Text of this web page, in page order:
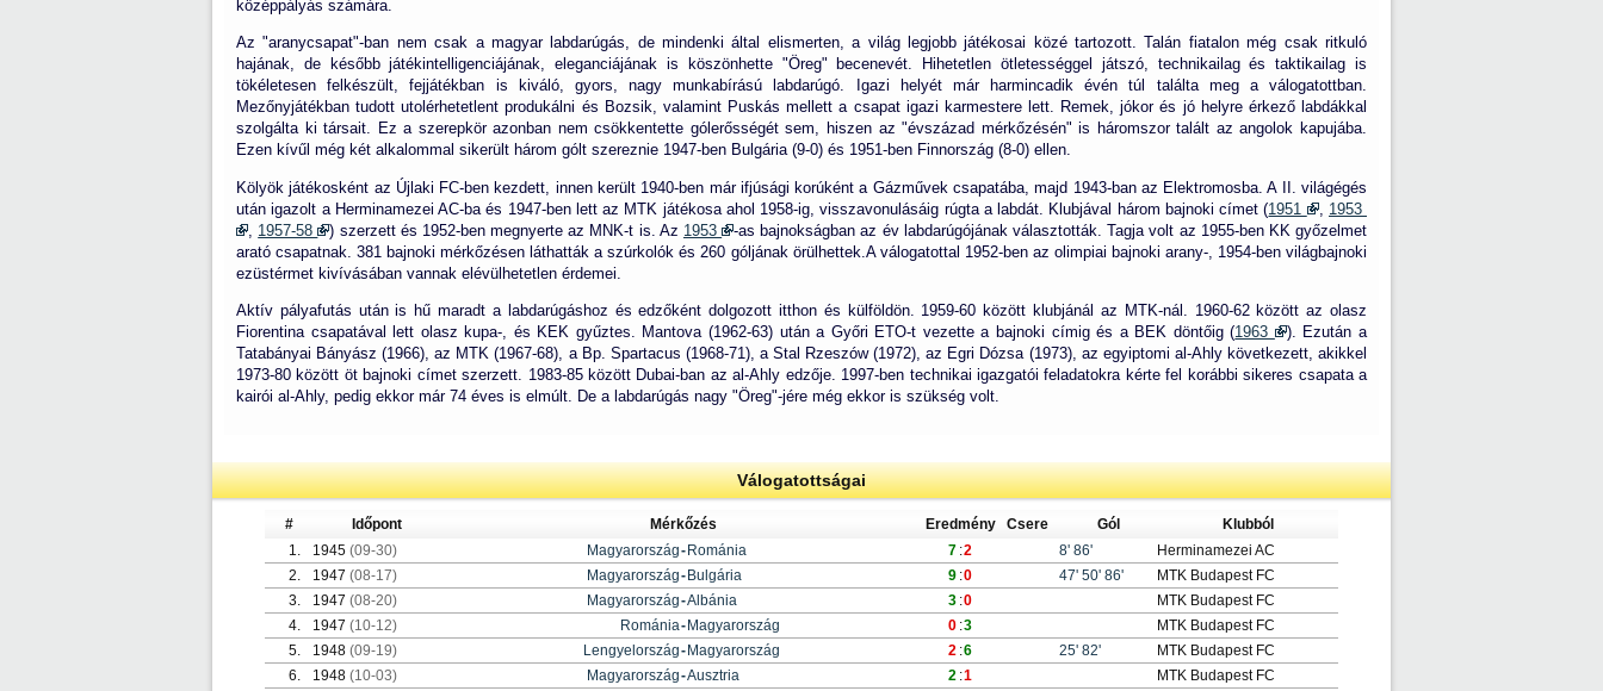
középpályás számára.
Az "aranycsapat"-ban nem csak a magyar labdarúgás, de mindenki által elismerten, a világ legjobb játékosai közé tartozott. Talán fiatalon még csak ritkuló
hajának, de később játékintelligenciájának, eleganciájának is köszönhette "Öreg" becenevét. Hihetetlen ötletességgel játszó, technikailag és taktikailag is
tökéletesen felkészült, fejjátékban is kiváló, gyors, nagy munkabírású labdarúgó. Igazi helyét már harmincadik évén túl találta meg a válogatottban.
Mezőnyjátékban tudott utolérhetetlent produkálni és Bozsik, valamint Puskás mellett a csapat igazi karmestere lett. Remek, jókor és jó helyre érkező labdákkal
szolgálta ki társait. Ez a szerepkör azonban nem csökkentette gólerősségét sem, hiszen az "évszázad mérkőzésén" is háromszor talált az angolok kapujába.
Ezen kívűl még két alkalommal sikerült három gólt szereznie 1947-ben Bulgária (9-0) és 1951-ben Finnország (8-0) ellen.
Kölyök játékosként az Újlaki FC-ben kezdett, innen került 1940-ben már ifjúsági korúként a Gázművek csapatába, majd 1943-ban az Elektromosba. A II. világégés
után igazolt a Herminamezei AC-ba és 1947-ben lett az MTK játékosa ahol 1958-ig, visszavonulásáig rúgta a labdát. Klubjával három bajnoki címet (1951 , 1953
1957-58 ) szerzett és 1952-ben megnyerte az MNK-t is. Az 1953
-as bajnokságban az év labdarúgójának választották. Tagja volt az 1955-ben KK győzelmet
arató csapatnak. 381 bajnoki mérkőzésen láthatták a szúrkolók és 260 góljának örülhettek.A válogatottal 1952-ben az olimpiai bajnoki arany-, 1954-ben világbajnoki
ezüstérmet kivívásában vannak elévülhetetlen érdemei.
Aktív pályafutás után is hű maradt a labdarúgáshoz és edzőként dolgozott itthon és külföldön. 1959-60 között klubjánál az MTK-nál. 1960-62 között az olasz
Fiorentina csapatával lett olasz kupa-, és KEK gyűztes. Mantova (1962-63) után a Győri ETO-t vezette a bajnoki címig és a BEK döntőig (1963
). Ezután a
Tatabányai Bányász (1966), az MTK (1967-68), a Bp. Spartacus (1968-71), a Stal Rzeszów (1972), az Egri Dózsa (1973), az egyiptomi al-Ahly következett, akikkel
1973-80 között öt bajnoki címet szerzett. 1983-85 között Dubai-ban az al-Ahly edzője. 1997-ben technikai igazgatói feladatokra kérte fel korábbi sikeres csapata a
kairói al-Ahly, pedig ekkor már 74 éves is elmúlt. De a labdarúgás nagy "Öreg"-jére még ekkor is szükség volt.
Válogatottságai
# Időpont Mérkőzés Eredmény Csere Gól
Klubból
1.
1945 (09-30) Magyarország- Románia 7 :2 8' 86'
Herminamezei AC
2.
1947 (08-17) Magyarország- Bulgária 9 :0 47' 50' 86'
MTK Budapest FC
3.
1947 (08-20) Magyarország-Albánia 3 :0
MTK Budapest FC
4.
1947 (10-12) Románia- Magyarország 0 :3
MTK Budapest FC
5.
1948 (09-19) Lengyelország- Magyarország 2 :6 25' 82'
MTK Budapest FC
6.
1948 (10-03) Magyarország-Ausztria 2 :1
MTK Budapest FC